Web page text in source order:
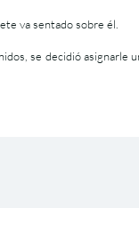
va sentado sobre él.
se decidió asignarle